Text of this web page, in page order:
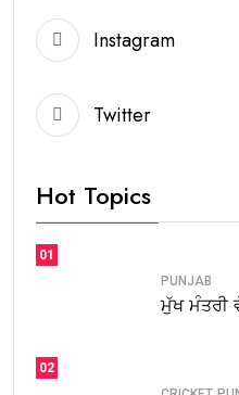
Instagram
Twitter
Hot Topics
01
PUNJAB
ਮੁੱਖ ਮੰਤਰੀ
02